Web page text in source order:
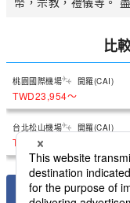
比
桃園國際機場 開羅(CAI)
TWD23,954〜
台北松山機場 開羅(CAI)
TWD23,954